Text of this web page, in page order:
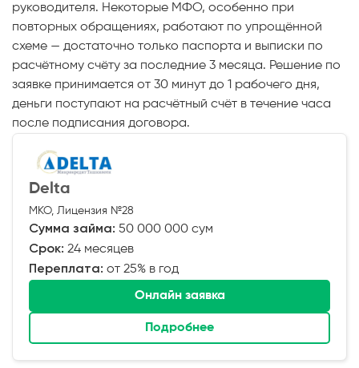
руководителя. Некоторые МФО, особенно при
повторных обращениях, работают по упрощённой
схеме — достаточно только паспорта и выписки по
расчётному счёту за последние 3 месяца. Решение по
заявке принимается от 30 минут до 1 рабочего дня,
деньги поступают на расчётный счёт в течение часа
после подписания договора.
Delta
МКО, Лицензия №28
Сумма займа: 50 000 000 сум
Срок: 24 месяцев
Переплата: от 25% в год
Онлайн заявка
Подробнее